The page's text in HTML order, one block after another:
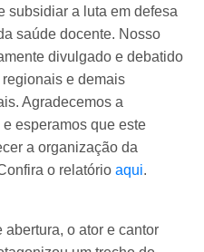
subsidiar a luta em defesa
saúde docente. Nosso
divulgado e debatido
e demais
Agradecemos a
esperamos que este
a organização da
o relatório aqui.
o ator e cantor